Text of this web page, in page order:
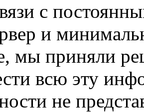
с
и
мы приняли
всю эту
не